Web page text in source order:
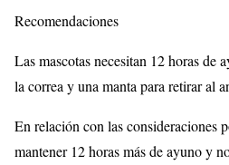
Recomendaciones
Las mascotas necesitan 12 horas de
la correa y una manta para retirar al
En relación con las consideraciones
mantener 12 horas más de ayuno y